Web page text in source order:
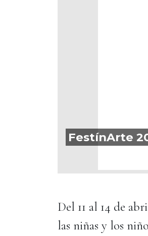
FestínArte
Del 11 al 14 de
las niñas y los